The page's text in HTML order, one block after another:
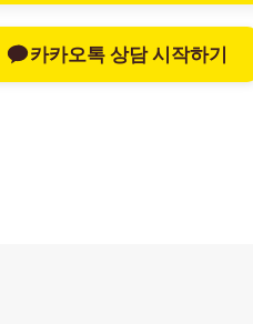
카카오톡 상담 시작하기